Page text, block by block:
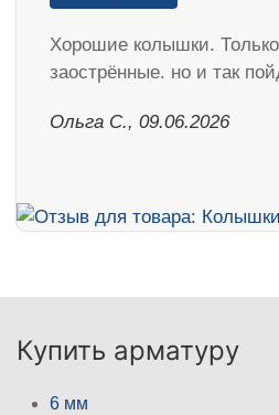
Хорошие колышки.
заострённые. но и так
Ольга С., 09.06.2026
Купить арматуру
6 мм